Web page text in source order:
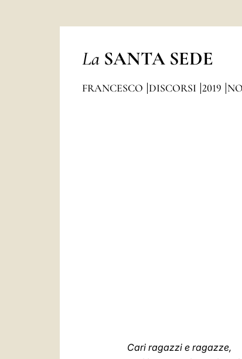
La SANTA SEDE
FRANCESCO DISCORSI 2019
Cari ragazzi e ragazze,